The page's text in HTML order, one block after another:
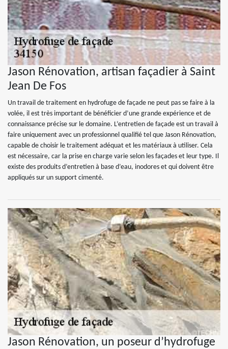
Jason Rénovation, artisan façadier à Saint
Jean De Fos
Un travail de traitement en hydrofuge de façade ne peut pas se faire à la
volée, il est très important de bénéficier d’une grande expérience et de
connaissance précise sur le domaine. L’entretien de façade est un travail à
faire uniquement avec un professionnel qualifié tel que Jason Rénovation,
capable de choisir le traitement adéquat et les matériaux à utiliser. Cela
est nécessaire, car la prise en charge varie selon les façades et leur type. Il
existe des produits d’entretien à base d’eau, inodores et qui doivent être
appliqués sur un support cimenté.
Jason Rénovation, un poseur d’hydrofuge